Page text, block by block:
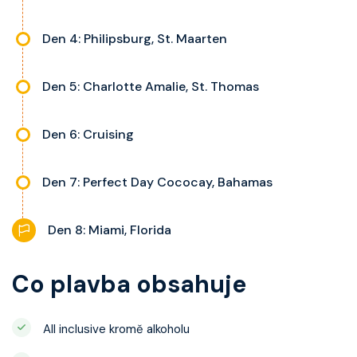
Den 4: Philipsburg, St. Maarten
Den 5: Charlotte Amalie, St. Thomas
Den 6: Cruising
Den 7: Perfect Day Cococay, Bahamas
Den 8: Miami, Florida
Co plavba obsahuje
All inclusive kromě alkoholu